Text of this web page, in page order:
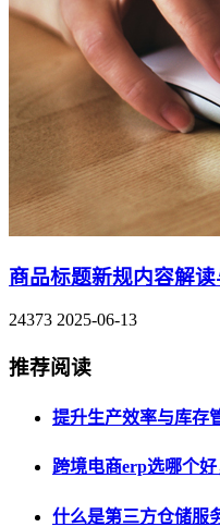
商品标题新规内容解
24373 2025-06-13
推荐阅读
提升生产效率与库存
跨境电商erp选哪个
什么是第三方仓储服